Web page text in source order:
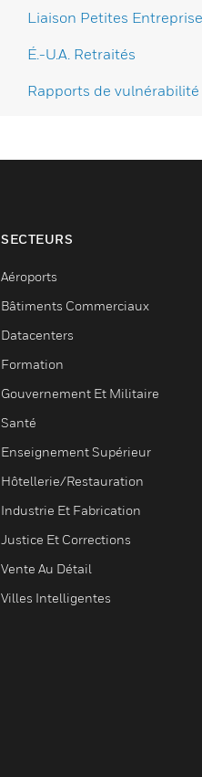
Liaison Petites
É.-U.A. Retraités
Rapports de vulnérabilité
SECTEURS
Aéroports
Bâtiments Commerciaux
Datacenters
Formation
Gouvernement Et Militaire
Santé
Enseignement Supérieur
Hôtellerie/Restauration
Industrie Et Fabrication
Justice Et Corrections
Vente Au Détail
Villes Intelligentes